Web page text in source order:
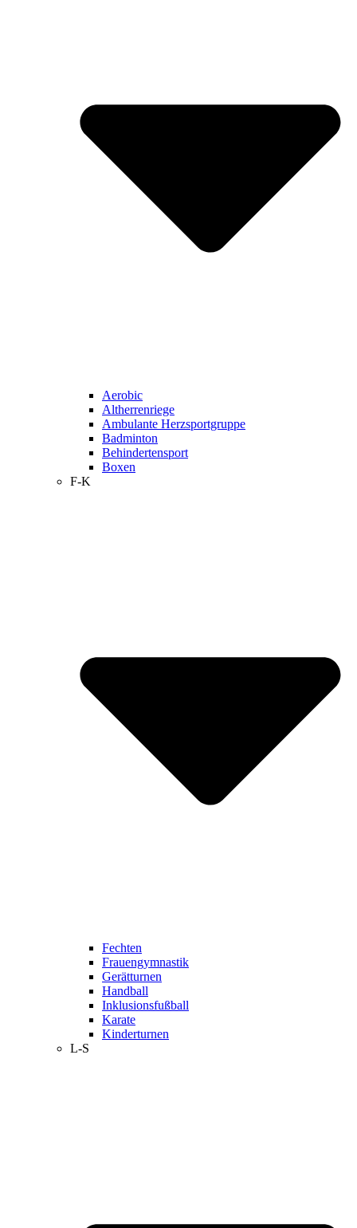
Aerobic
Altherrenriege
Ambulante Herzsportgruppe
Badminton
Behindertensport
Boxen
F-K
Fechten
Frauengymnastik
Gerätturnen
Handball
Inklusionsfußball
Karate
Kinderturnen
L-S